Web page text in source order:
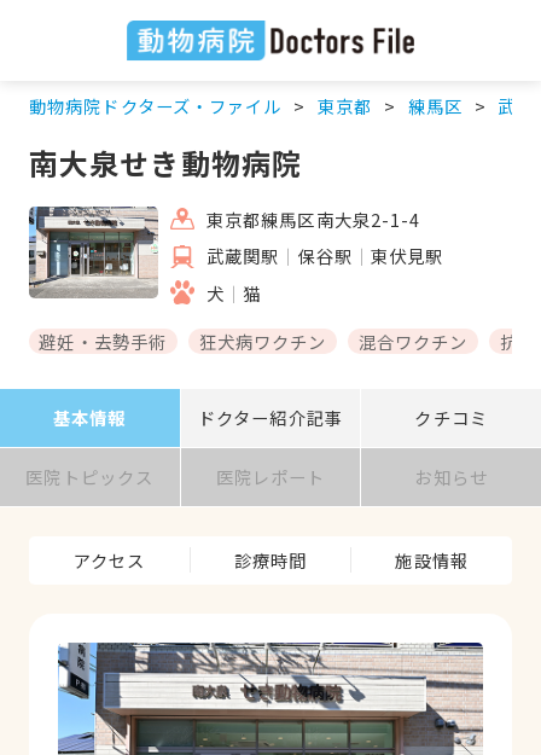
動物病院ドクターズ・ファイル 東京都 練馬区 武蔵
南大泉せき動物病院
東京都練馬区南大泉2-1-4
武蔵関駅
保谷駅
東伏見駅
犬
猫
避妊・去勢手術
狂犬病ワクチン 混合ワクチン 抗
基本情報 ドクター紹介記事 クチコミ
医院トピックス 医院レポート お知らせ
アクセス 診療時間 施設情報